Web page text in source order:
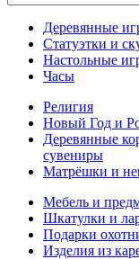
Деревянные
Статуэтки и
Настольные
Часы
Религия
Новый Год и
Деревянные
сувениры
Матрёшки и
Мебель и
Шкатулки и
Подарки
Изделия из